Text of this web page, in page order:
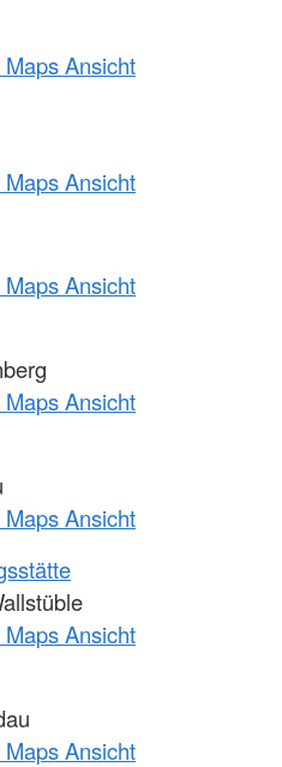
Ansicht
Ansicht
Ansicht
Ansicht
Ansicht
Ansicht
Ansicht